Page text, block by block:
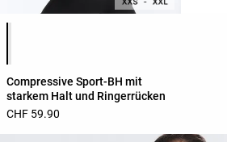
Produktfarbliste
Compressive Sport-BH mit
starkem Halt und Ringerrücken
CHF 59.90